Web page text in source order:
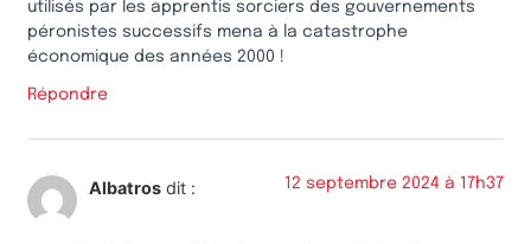
utilisés par les apprentis sorciers des gouvernements
péronistes successifs mena à la catastrophe
économique des années 2000 !
Répondre
Albatros dit : 12 septembre 2024 à 17h37